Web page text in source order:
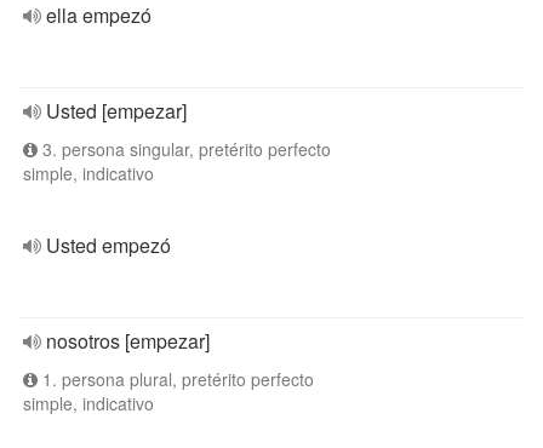
ella empezó
Usted [empezar]
3. persona singular, pretérito perfecto
simple, indicativo
Usted empezó
nosotros [empezar]
1. persona plural, pretérito perfecto
simple, indicativo